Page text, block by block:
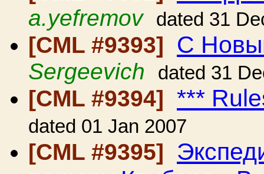
a.yefremov dated 31
[CML #9393] С
Sergeevich dated 31
[CML #9394] ***
dated 01 Jan 2007
[CML #9395]